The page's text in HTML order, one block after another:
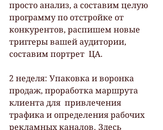
просто анализ, а составим целую
программу по отстройке от
конкурентов, распишем новые
триггеры вашей аудитории,
составим портрет  ЦА.
2 неделя: Упаковка и воронка
продаж, проработка маршрута
клиента для  привлечения
трафика и определения рабочих
рекламных каналов. Здесь